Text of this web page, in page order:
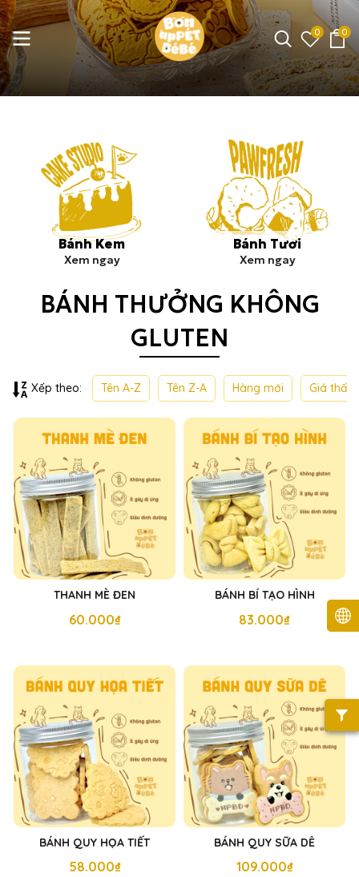
0 0
Bánh Kem
Xem ngay
Bánh Tươi
Xem ngay
BÁNH THƯỞNG KHÔNG
GLUTEN
Xếp theo: Tên A-Z Tên Z-A Hàng mới Giá thấp
THANH MÈ ĐEN
60.000₫
BÁNH BÍ TẠO HÌNH
83.000₫
BÁNH QUY HỌA TIẾT
58.000₫
BÁNH QUY SỮA DÊ
109.000₫